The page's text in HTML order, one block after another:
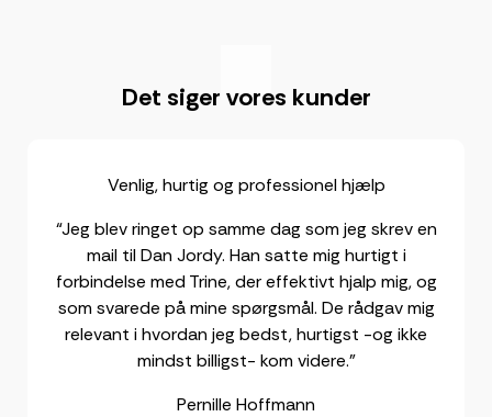
"
Det siger vores kunder
Venlig, hurtig og professionel hjælp
“Jeg blev ringet op samme dag som jeg skrev en
mail til Dan Jordy. Han satte mig hurtigt i
forbindelse med Trine, der effektivt hjalp mig, og
som svarede på mine spørgsmål. De rådgav mig
relevant i hvordan jeg bedst, hurtigst -og ikke
mindst billigst- kom videre.”
Pernille Hoffmann